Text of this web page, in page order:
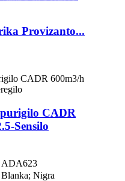
Provizanto...
CADR
Sensilo
ADA623
Blanka; Nigra